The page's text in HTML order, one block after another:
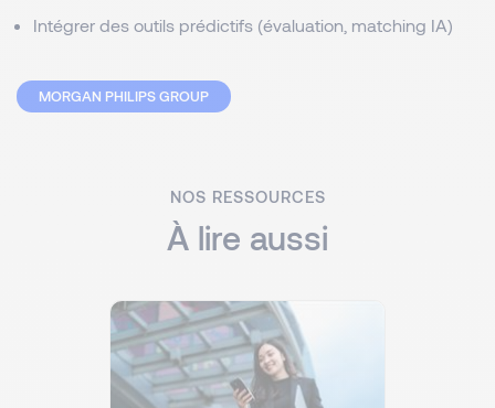
Intégrer des outils prédictifs (évaluation, matching IA)
MORGAN PHILIPS GROUP
NOS RESSOURCES
À lire aussi